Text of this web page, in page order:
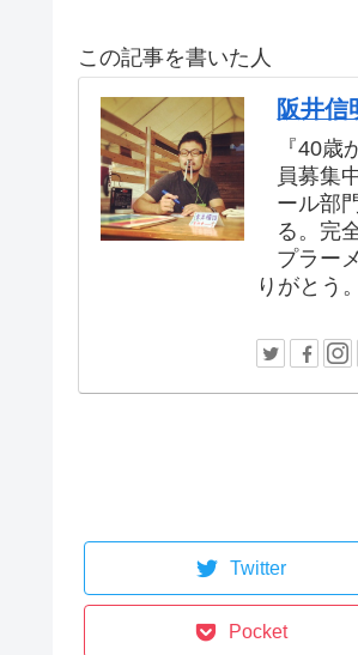
この記事を書いた人
阪井信
『40
員募集
ール部
る。完
プラー
りがとう。
Twitter
Pocket